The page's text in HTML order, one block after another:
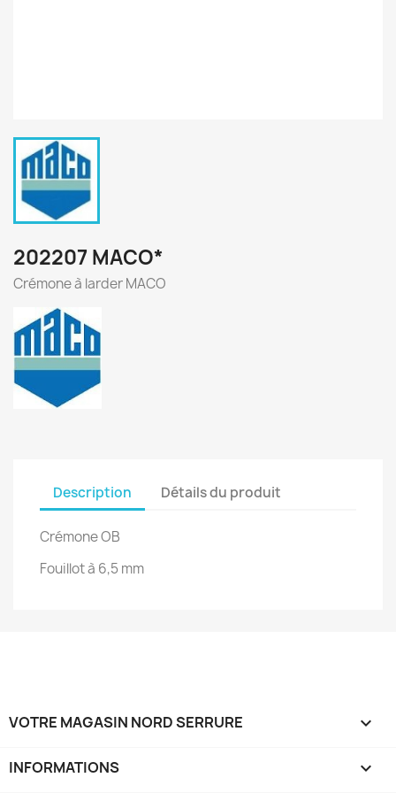
202207 MACO*
Crémone à larder MACO
Description Détails du produit
Crémone OB
Fouillot à 6,5 mm
VOTRE MAGASIN NORD SERRURE 
INFORMATIONS keyboard_arrow_down